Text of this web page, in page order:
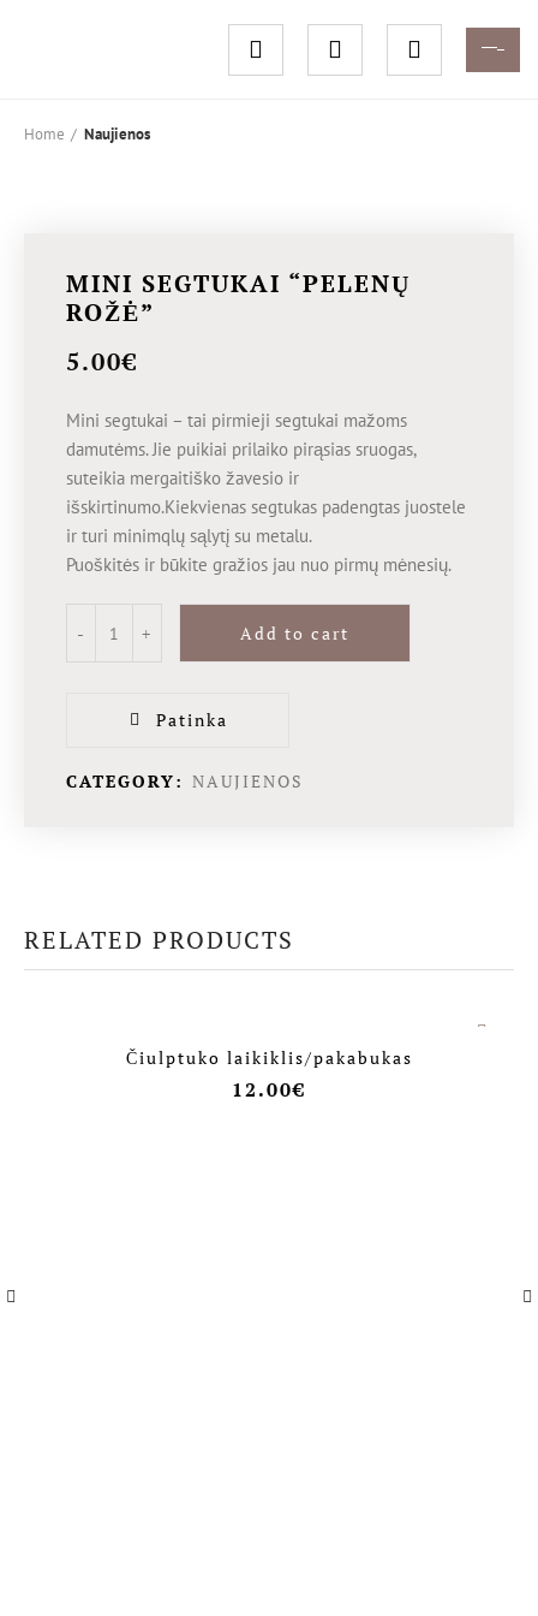
Home Naujienos
MINI SEGTUKAI “PELENŲ
ROŽĖ”
5.00€
Mini segtukai – tai pirmieji segtukai mažoms
damutėms. Jie puikiai prilaiko pirąsias sruogas,
suteikia mergaitiško žavesio ir
išskirtinumo.Kiekvienas segtukas padengtas juostele
ir turi minimqlų sąlytį su metalu.
Puoškitės ir būkite gražios jau nuo pirmų mėnesių.
Add to cart
Patinka
CATEGORY: NAUJIENOS
RELATED PRODUCTS
Čiulptuko laikiklis/pakabukas
12.00€